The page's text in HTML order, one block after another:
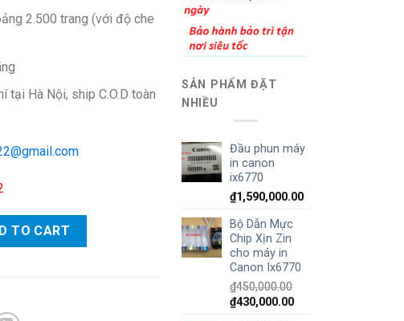
2.500 trang (với độ che
tại Hà Nội, ship C.O.D toàn
– Cho máy in HP P1505/ P1505n/ M1120n/ M1522nf quantity
TO CART
SẢN PHẨM ĐẶT
NHIỀU
Đầu phun máy
in canon
ix6770
₫1,590,000.00
Bộ Dẫn Mực
Chip Xịn Zin
cho máy in
Canon Ix6770
₫450,000.00
₫430,000.00